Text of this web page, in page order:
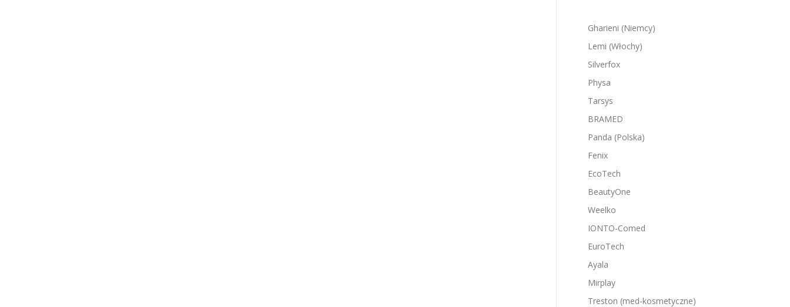
Gharieni (Niemcy)
Lemi (Włochy)
Silverfox
Physa
Tarsys
BRAMED
Panda (Polska)
Fenix
EcoTech
BeautyOne
Weelko
IONTO-Comed
EuroTech
Ayala
Mirplay
Treston (med-kosmetyczne)